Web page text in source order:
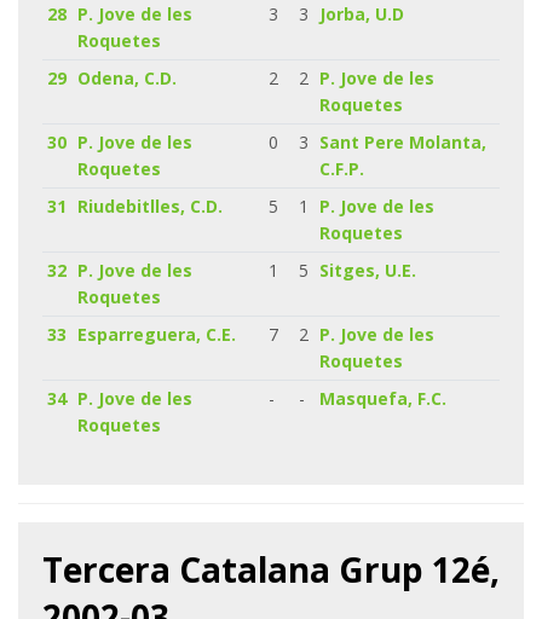
28 P. Jove de les
Roquetes
3 3 Jorba, U.D
29 Odena, C.D. 2 2 P. Jove de les
Roquetes
30 P. Jove de les
Roquetes
0 3 Sant Pere Molanta,
C.F.P.
31 Riudebitlles, C.D. 5 1
P. Jove de les
Roquetes
32 P. Jove de les
Roquetes
1 5 Sitges, U.E.
33 Esparreguera, C.E. 7 2 P. Jove de les
Roquetes
34 P. Jove de les
Roquetes
- - Masquefa, F.C.
Tercera Catalana Grup 12é,